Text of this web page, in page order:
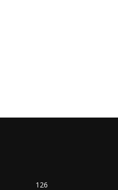
126